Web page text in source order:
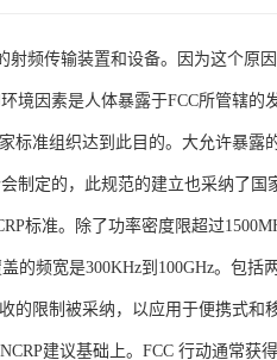
频传输装置和设备。因为这个原
因素是人体暴露于FCC所管辖的
标准组织达到此目的。大允许暴露
制定的，此规范的建立也采纳了
标准。除了功率密度限超过
的频宽是300KHz到100GHz。包
限制被采纳，以应用于便携式和
建议基础上。FCC 行动通常